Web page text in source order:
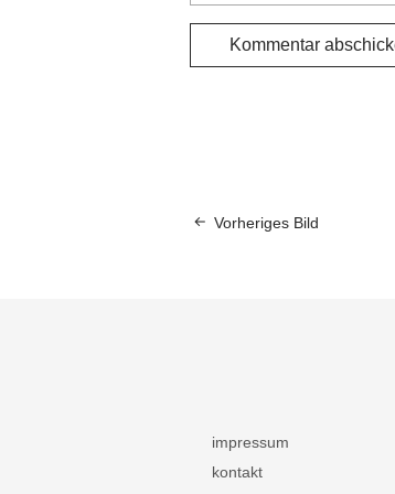
Vorheriges Bild
impressum
kontakt